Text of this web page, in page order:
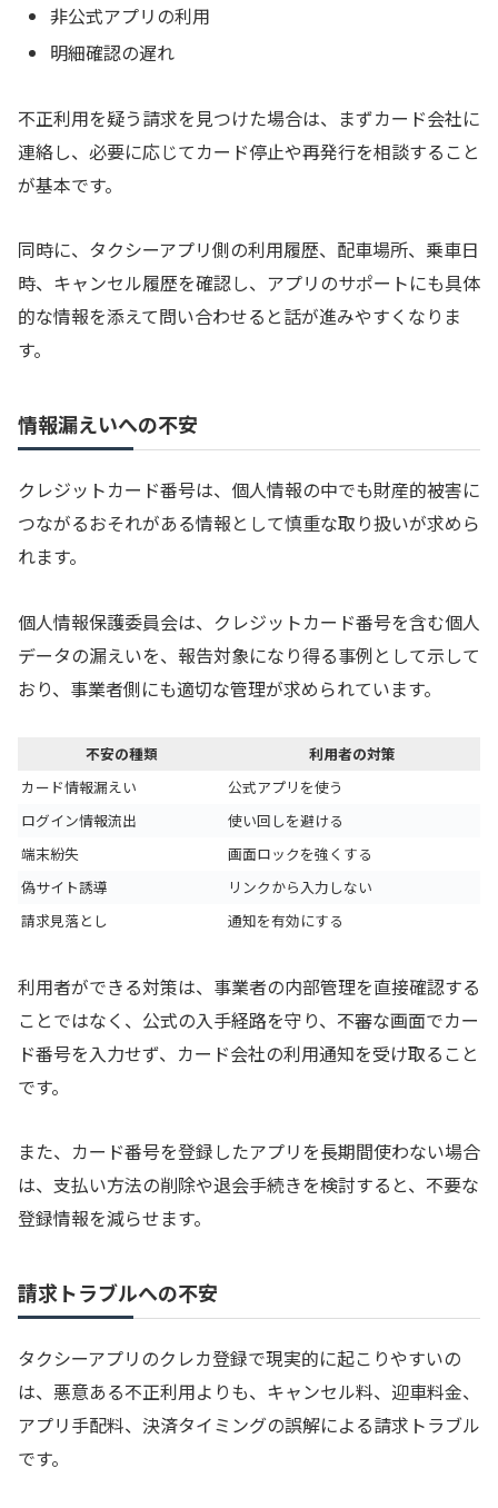
非公式アプリの利用
明細確認の遅れ
不正利用を疑う請求を見つけた場合は、まずカード会社に
連絡し、必要に応じてカード停止や再発行を相談すること
が基本です。
同時に、タクシーアプリ側の利用履歴、配車場所、乗車日
時、キャンセル履歴を確認し、アプリのサポートにも具体
的な情報を添えて問い合わせると話が進みやすくなりま
す。
情報漏えいへの不安
クレジットカード番号は、個人情報の中でも財産的被害に
つながるおそれがある情報として慎重な取り扱いが求めら
れます。
個人情報保護委員会は、クレジットカード番号を含む個人
データの漏えいを、報告対象になり得る事例として示して
おり、事業者側にも適切な管理が求められています。
不安の種類
利用者の対策
カード情報漏えい
公式アプリを使う
ログイン情報流出
使い回しを避ける
端末紛失
画面ロックを強くする
偽サイト誘導
リンクから入力しない
請求見落とし
通知を有効にする
利用者ができる対策は、事業者の内部管理を直接確認する
ことではなく、公式の入手経路を守り、不審な画面でカー
ド番号を入力せず、カード会社の利用通知を受け取ること
です。
また、カード番号を登録したアプリを長期間使わない場合
は、支払い方法の削除や退会手続きを検討すると、不要な
登録情報を減らせます。
請求トラブルへの不安
タクシーアプリのクレカ登録で現実的に起こりやすいの
は、悪意ある不正利用よりも、キャンセル料、迎車料金、
アプリ手配料、決済タイミングの誤解による請求トラブル
です。